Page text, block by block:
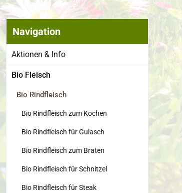
Navigation
Aktionen & Info
Bio Fleisch
Bio Rindfleisch
Bio Rindfleisch zum Kochen
Bio Rindfleisch für Gulasch
Bio Rindfleisch zum Braten
Bio Rindfleisch für Schnitzel
Bio Rindfleisch für Steak